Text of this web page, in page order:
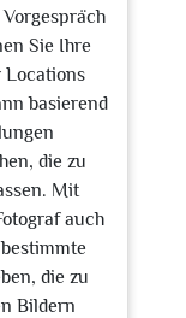
Sie Ihre
Locations
basierend
die zu
Mit
auch
die zu
Bildern